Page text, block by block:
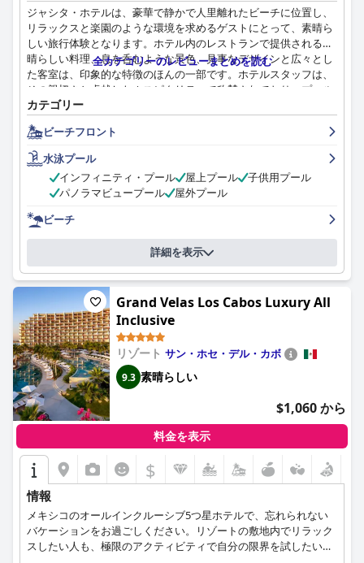
ジャシタ・ホテルは、豪華で静かで人里離れたビーチに位置し、
リラックスと楽園のような環境を求めるゲストにとって、素晴ら
しい旅行体験となります。ホテル内のレストランで提供される素
晴らしい料理、息を呑むような景色、見事なデザインと広々とし
た客室は、印象的な特徴のほんの一部です。ホテルスタッフは、
その親切さと卓越したホスピタリティで称賛されており、プール
と敷地は素晴らしいです。さらに、ホテルにはプライベートビー
チがあり、ゲストは静かで平和で、くつろぐのに最適だと評して
います。部屋は時に殺風景で、騒音の問題がある部屋もあります
が、ゲストはジャシタ・ホテルを素晴らしく豪華な5つ星体験と
考えています。カスタマイズされたサービスと細部へのこだわり
で、完璧なロマンチックな隠れ家となり、必見の目的地です。
全カテゴリーのレビューまとめを読む
カテゴリー
ビーチフロント
水泳プール
インフィニティ・プール
屋上プール
子供用プール
パノラマビュープール
屋外プール
ビーチ
詳細を表示
Grand Velas Los Cabos Luxury All
Inclusive
リゾート サン・ホセ・デル・カボ
9.3 素晴らしい
$1,060 から
料金を表示
$
情報
メキシコのオールインクルーシブ5つ星ホテルで、忘れられない
バケーションをお過ごしください。リゾートの敷地内でリラック
スしたい人も、極限のアクティビティで自分の限界を試したい人